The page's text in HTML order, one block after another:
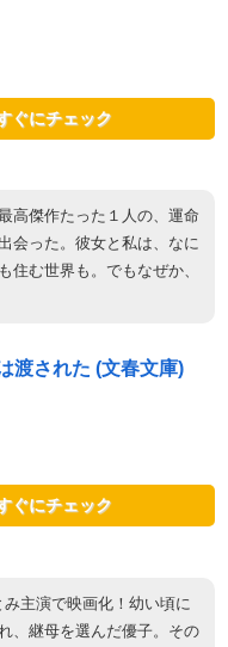
ぐにチェック
高傑作たった１人の、運命
会った。彼女と私は、なに
住む世界も。でもなぜか、
渡された (文春文庫)
ぐにチェック
主演で映画化！幼い頃に
、継母を選んだ優子。その